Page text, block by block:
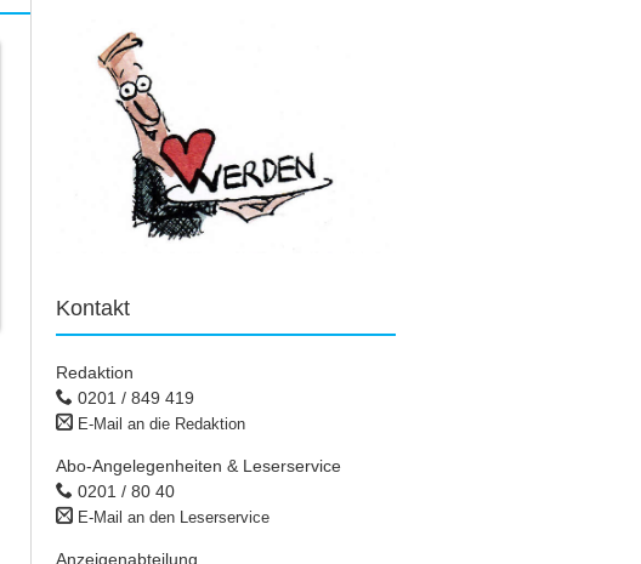
Kontakt
Redaktion
0201 / 849 419
E-Mail an die Redaktion
Abo-Angelegenheiten & Leserservice
0201 / 80 40
E-Mail an den Leserservice
Anzeigenabteilung